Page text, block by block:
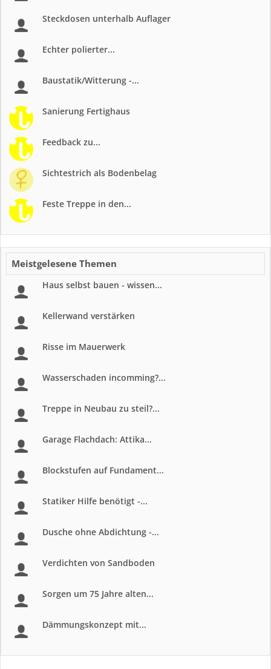
Steckdosen unterhalb Auflager
Echter polierter...
Baustatik/Witterung -...
Sanierung Fertighaus
Feedback zu...
Sichtestrich als Bodenbelag
Feste Treppe in den...
Meistgelesene Themen
Haus selbst bauen - wissen...
Kellerwand verstärken
Risse im Mauerwerk
Wasserschaden incomming?...
Treppe in Neubau zu steil?...
Garage Flachdach: Attika...
Blockstufen auf Fundament...
Statiker Hilfe benötigt -...
Dusche ohne Abdichtung -...
Verdichten von Sandboden
Sorgen um 75 Jahre alten...
Dämmungskonzept mit...